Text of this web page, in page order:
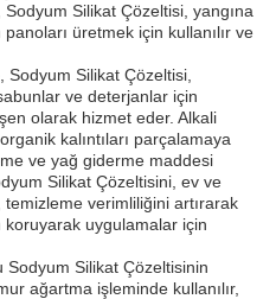
Silikat Çözeltisi, yangına
üretmek için kullanılır ve
Silikat Çözeltisi,
ve deterjanlar için
olarak hizmet eder. Alkali
kalıntıları parçalamaya
ve yağ giderme maddesi
Silikat Çözeltisini, ev ve
verimliliğini artırarak
uygulamalar için
Sodyum Silikat Çözeltisinin
ağartma işleminde kullanılır,